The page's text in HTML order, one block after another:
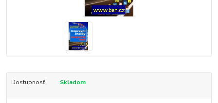
Dostupnosť Skladom